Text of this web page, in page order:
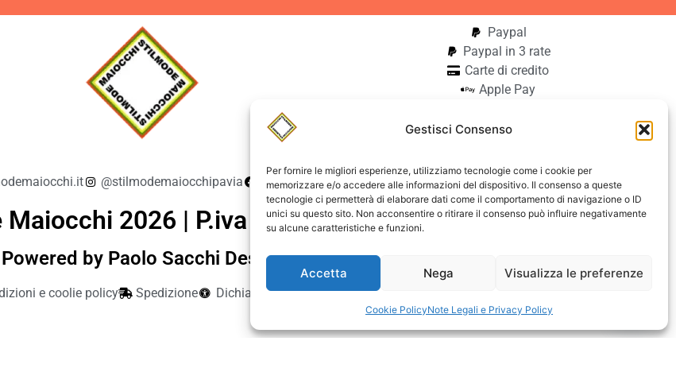
Gestisci Consenso
Per fornire le migliori esperienze, utilizziamo tecnologie come i cookie per
memorizzare e/o accedere alle informazioni del dispositivo. Il consenso a queste
tecnologie ci permetterà di elaborare dati come il comportamento di navigazione o ID
unici su questo sito. Non acconsentire o ritirare il consenso può influire negativamente
su alcune caratteristiche e funzioni.
Accetta Nega Visualizza le preferenze
Cookie PolicyNote Legali e Privacy Policy
Paypal
Paypal in 3 rate
Carte di credito
Apple Pay
Bonifico
@stilmodemaiocchipavia StilmodeMaiocchi
2026 | P.iva 01942740182
Powered by Paolo Sacchi Design
e coolie policy Spedizione Dichiarazione di accessibilità
Open